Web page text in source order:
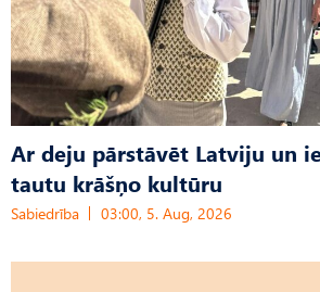
Ar deju pārstāvēt Latviju un
tautu krāšņo kultūru
Sabiedrība 03:00, 5. Aug, 2026